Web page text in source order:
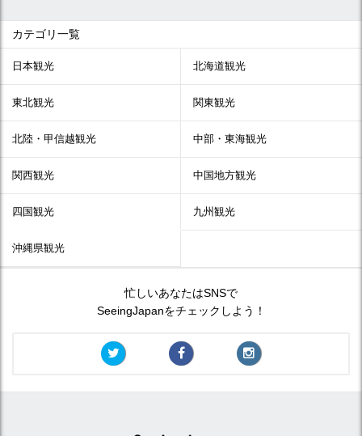
カテゴリ一覧
日本観光 北海道観光
東北観光 関東観光
北陸・甲信越観光 中部・東海観光
関西観光 中国地方観光
四国観光 九州観光
沖縄県観光
忙しいあなたはSNSで
SeeingJapanをチェックしよう！